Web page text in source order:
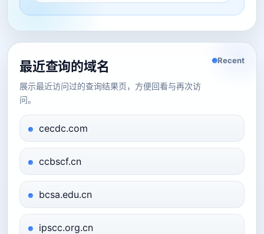
最近查询的域名
展示最近访问过的查询结果页，方便回看与再次访
问。
Recent
cecdc.com
ccbscf.cn
bcsa.edu.cn
ipscc.org.cn